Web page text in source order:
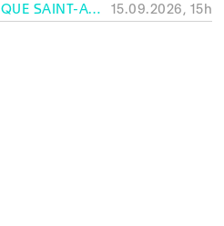
SASA - SITE ARCHÉOLOGIQUE SAINT-ANTOINE, GENÈVE 15.09.2026, 15h